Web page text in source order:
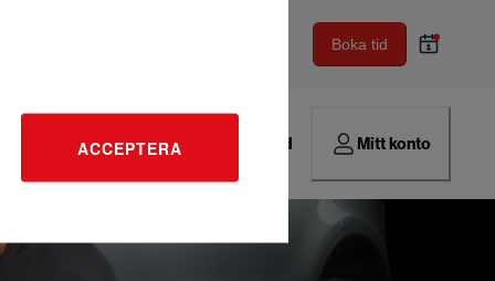
ACCEPTERA
Boka tid
Hitta verkstad Mitt konto